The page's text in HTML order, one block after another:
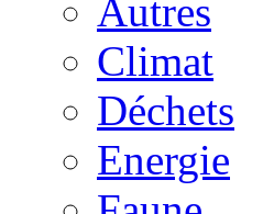
Autres
Climat
Déchets
Energie